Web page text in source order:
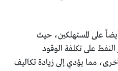
على المستهلكين، حيث
على تكلفة الوقود
مما يؤدي إلى زيادة تكاليف